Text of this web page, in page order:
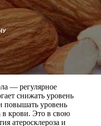
— регулярное
снижать уровень
повышать уровень
в крови. Это в свою
атеросклероза и